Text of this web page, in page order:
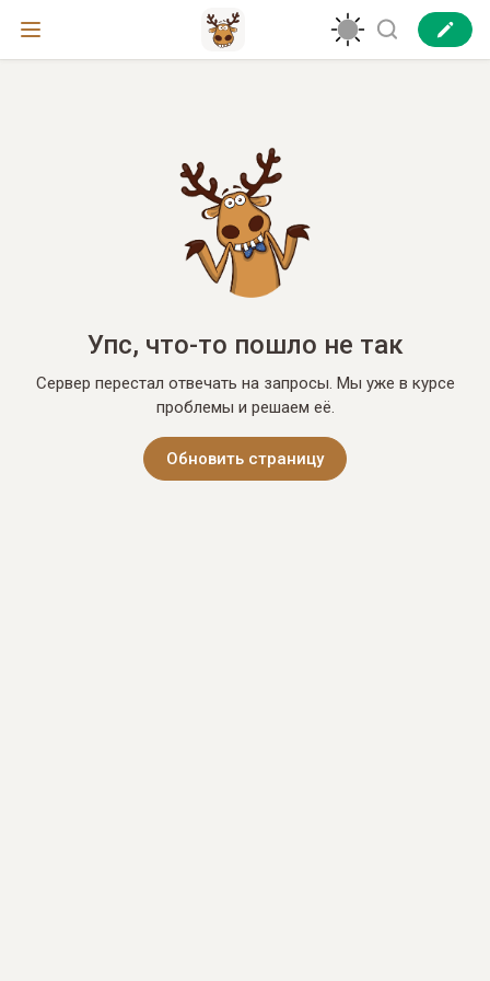
Упс, что-то пошло не так
Сервер перестал отвечать на запросы. Мы уже в курсе
проблемы и решаем её.
Обновить страницу